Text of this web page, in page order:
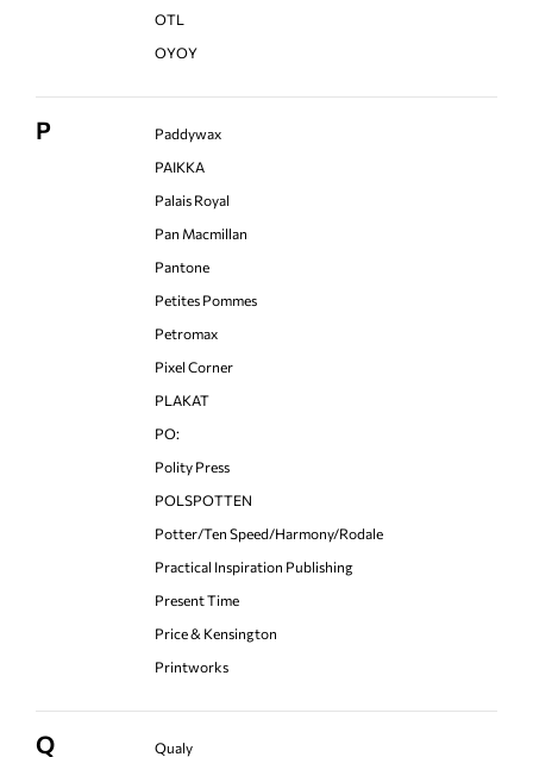
OTL
OYOY
P
Paddywax
PAIKKA
Palais Royal
Pan Macmillan
Pantone
Petites Pommes
Petromax
Pixel Corner
PLAKAT
PO:
Polity Press
POLSPOTTEN
Potter/Ten Speed/Harmony/Rodale
Practical Inspiration Publishing
Present Time
Price & Kensington
Printworks
Q
Qualy